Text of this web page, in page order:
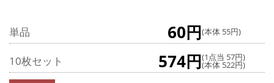
単品 60円(本体 55円)
10枚セット 574円(1点当 57円)
(本体 522円)